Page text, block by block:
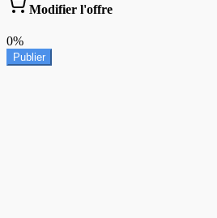
Modifier l'offre
0%
Publier